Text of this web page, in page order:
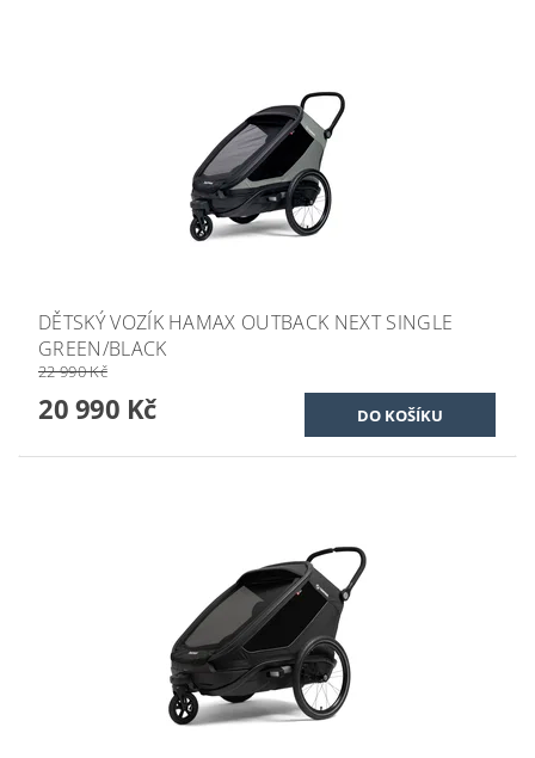
DĚTSKÝ VOZÍK HAMAX OUTBACK NEXT SINGLE
GREEN/BLACK
22 990 Kč
20 990 Kč